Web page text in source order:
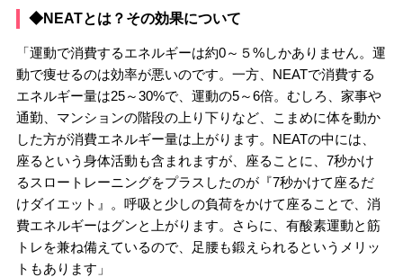
◆NEATとは？その効果について
「運動で消費するエネルギーは約0～５%しかありません。運
動で痩せるのは効率が悪いのです。一方、NEATで消費する
エネルギー量は25～30%で、運動の5～6倍。むしろ、家事や
通勤、マンションの階段の上り下りなど、こまめに体を動か
した方が消費エネルギー量は上がります。NEATの中には、
座るという身体活動も含まれますが、座ることに、7秒かけ
るスロートレーニングをプラスしたのが『7秒かけて座るだ
けダイエット』。呼吸と少しの負荷をかけて座ることで、消
費エネルギーはグンと上がります。さらに、有酸素運動と筋
トレを兼ね備えているので、足腰も鍛えられるというメリッ
トもあります」